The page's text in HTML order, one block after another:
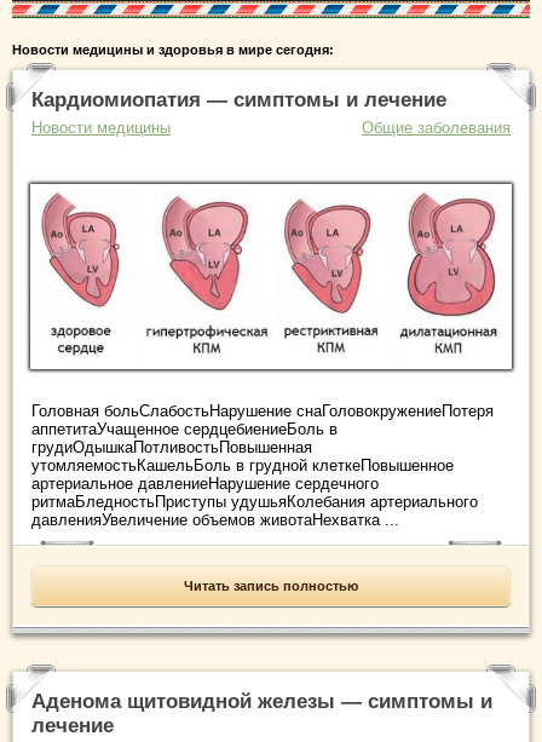
Новости медицины и здоровья в мире сегодня:
Кардиомиопатия — симптомы и лечение
Новости медицины Общие заболевания
Головная больСлабостьНарушение снаГоловокружениеПотеря
аппетитаУчащенное сердцебиениеБоль в
грудиОдышкаПотливостьПовышенная
утомляемостьКашельБоль в грудной клеткеПовышенное
артериальное давлениеНарушение сердечного
ритмаБледностьПриступы удушьяКолебания артериального
давленияУвеличение объемов животаНехватка ...
Читать запись полностью
Аденома щитовидной железы — симптомы и
лечение